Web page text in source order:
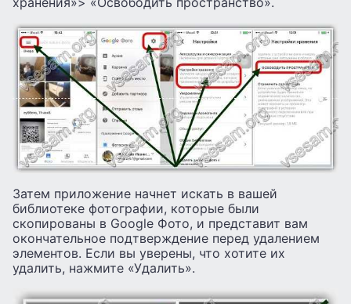
Затем приложение начнет искать в вашей
библиотеке фотографии, которые были
скопированы в Google Фото, и представит вам
окончательное подтверждение перед удалением
элементов. Если вы уверены, что хотите их
удалить, нажмите «Удалить».